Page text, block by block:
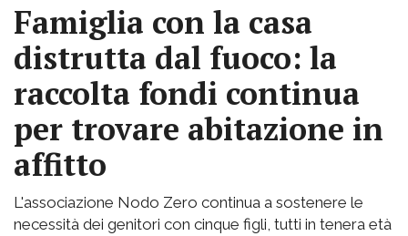
Famiglia con la casa
distrutta dal fuoco: la
raccolta fondi continua
per trovare abitazione in
affitto
L'associazione Nodo Zero continua a sostenere le
necessità dei genitori con cinque figli, tutti in tenera età